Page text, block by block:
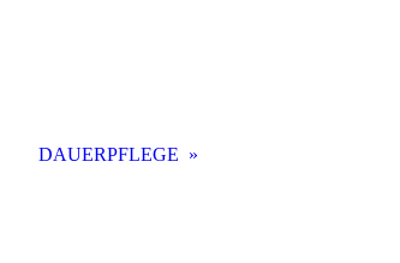
DAUERPFLEGE